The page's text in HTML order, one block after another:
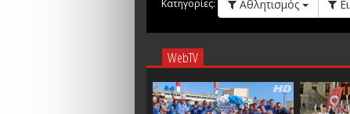
Κατηγορίες: Αθλητισμός
WebTV